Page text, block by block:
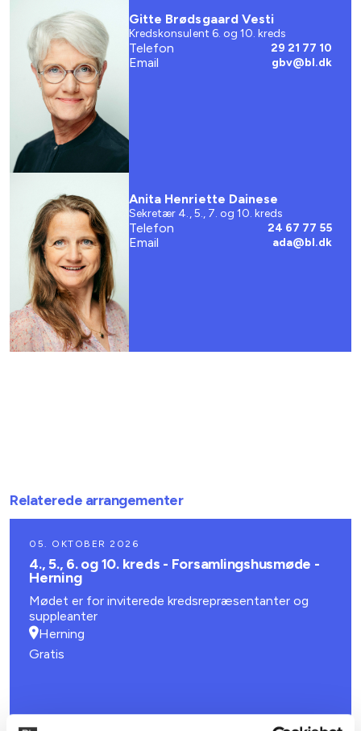
Gitte Brødsgaard Vesti
Kredskonsulent 6. og 10. kreds
Telefon 29 21 77 10
Email gbv@bl.dk
Anita Henriette Dainese
Sekretær 4., 5., 7. og 10. kreds
Telefon 24 67 77 55
Email ada@bl.dk
Relaterede arrangementer
05. OKTOBER 2026
4., 5., 6. og 10. kreds - Forsamlingshusmøde -
Herning
Mødet er for inviterede kredsrepræsentanter og
suppleanter
Herning
Gratis